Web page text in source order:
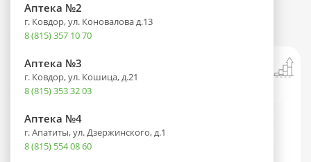
Аптека №2
г. Ковдор, ул. Коновалова д.13
8 (815) 357 10 70
Аптека №3
г. Ковдор, ул. Кошица, д.21
8 (815) 353 32 03
Аптека №4
г. Апатиты, ул. Дзержинского, д.1
8 (815) 554 08 60
Каталог Лекарственные препараты
Кеппра таб. п/пл. об. 250мг №30